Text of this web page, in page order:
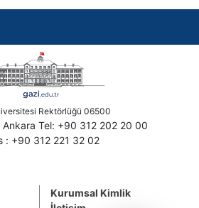
Rektörlüğü 06500
Tel: +90 312 202 20 00
: +90 312 221 32 02
Kurumsal Kimlik